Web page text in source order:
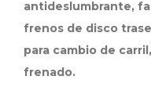
antideslumbrante,
frenos de disco
para cambio de
frenado.